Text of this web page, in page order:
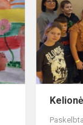
mūsų
širdyje